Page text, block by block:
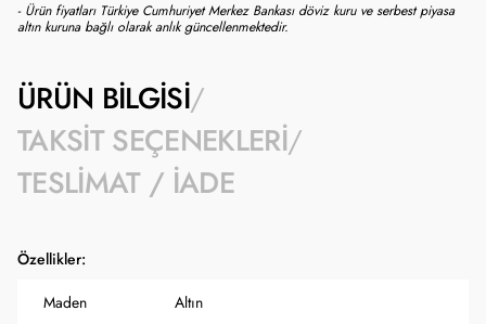
- Ürün fiyatları Türkiye Cumhuriyet Merkez Bankası döviz kuru ve serbest piyasa
altın kuruna bağlı olarak anlık güncellenmektedir.
ÜRÜN BILGISI
TAKSIT SEÇENEKLERI
TESLIMAT / İADE
Özellikler:
Maden Altın